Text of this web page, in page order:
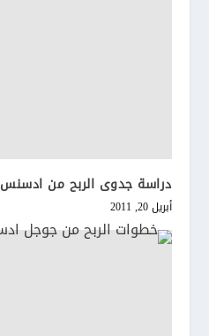
دراسة جدوى الربح من ادسنس
أبريل 20, 2011